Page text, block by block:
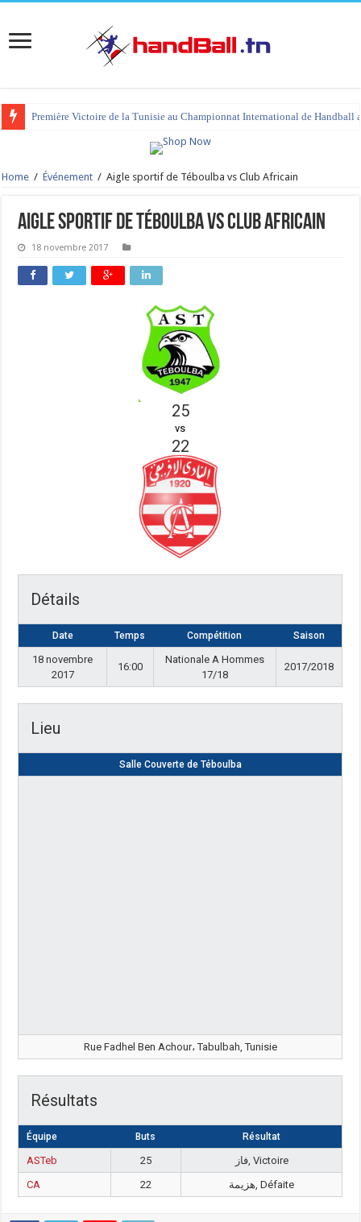
Première Victoire de la Tunisie au Championnat International de Handball
Home / Événement / Aigle sportif de Téboulba vs Club Africain
Aigle sportif de Téboulba vs Club Africain
18 novembre 2017
25
vs
22
Détails
Date Temps Compétition Saison
18 novembre
2017
16:00
Nationale A Hommes
17/18
2017/2018
Lieu
Salle Couverte de Téboulba
Rue Fadhel Ben Achour، Tabulbah, Tunisie
Résultats
Équipe Buts Résultat
ASTeb 25
فاز, Victoire
CA
22 هزيمة, Défaite